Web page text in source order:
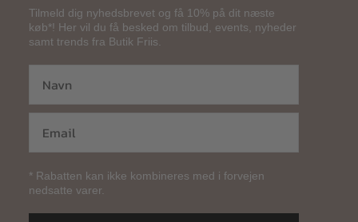
Tilmeld dig nyhedsbrevet og få 10% på dit næste
køb*! Her vil du få besked om tilbud, events, nyheder
samt trends fra Butik Friis.
* Rabatten kan ikke kombineres med i forvejen
nedsatte varer.